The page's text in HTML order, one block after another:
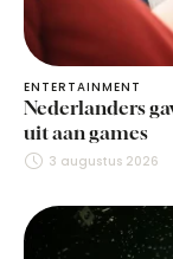
ENTERTAINMENT
Nederlanders
uit aan games
3 augustus 2026